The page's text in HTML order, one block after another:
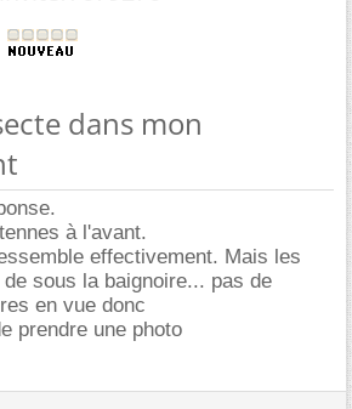
dans mon
à l'avant.
effectivement. Mais les
sous la baignoire... pas de
en vue donc
prendre une photo